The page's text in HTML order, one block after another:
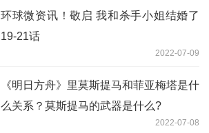
环球微资讯！敬启 我和杀手小姐结婚了
19-21话
2022-07-09
《明日方舟》里莫斯提马和菲亚梅塔是什
么关系？莫斯提马的武器是什么?
2022-07-08